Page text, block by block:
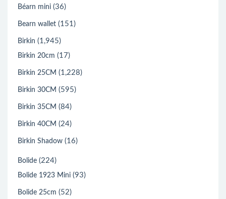
Béarn mini (36)
Bearn wallet (151)
Birkin (1,945)
Birkin 20cm (17)
Birkin 25CM (1,228)
Birkin 30CM (595)
Birkin 35CM (84)
Birkin 40CM (24)
Birkin Shadow (16)
Bolide (224)
Bolide 1923 Mini (93)
Bolide 25cm (52)